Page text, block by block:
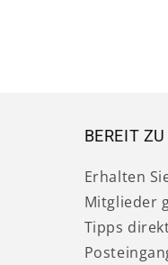
BEREIT
Erhalten
Mitglieder
Tipps